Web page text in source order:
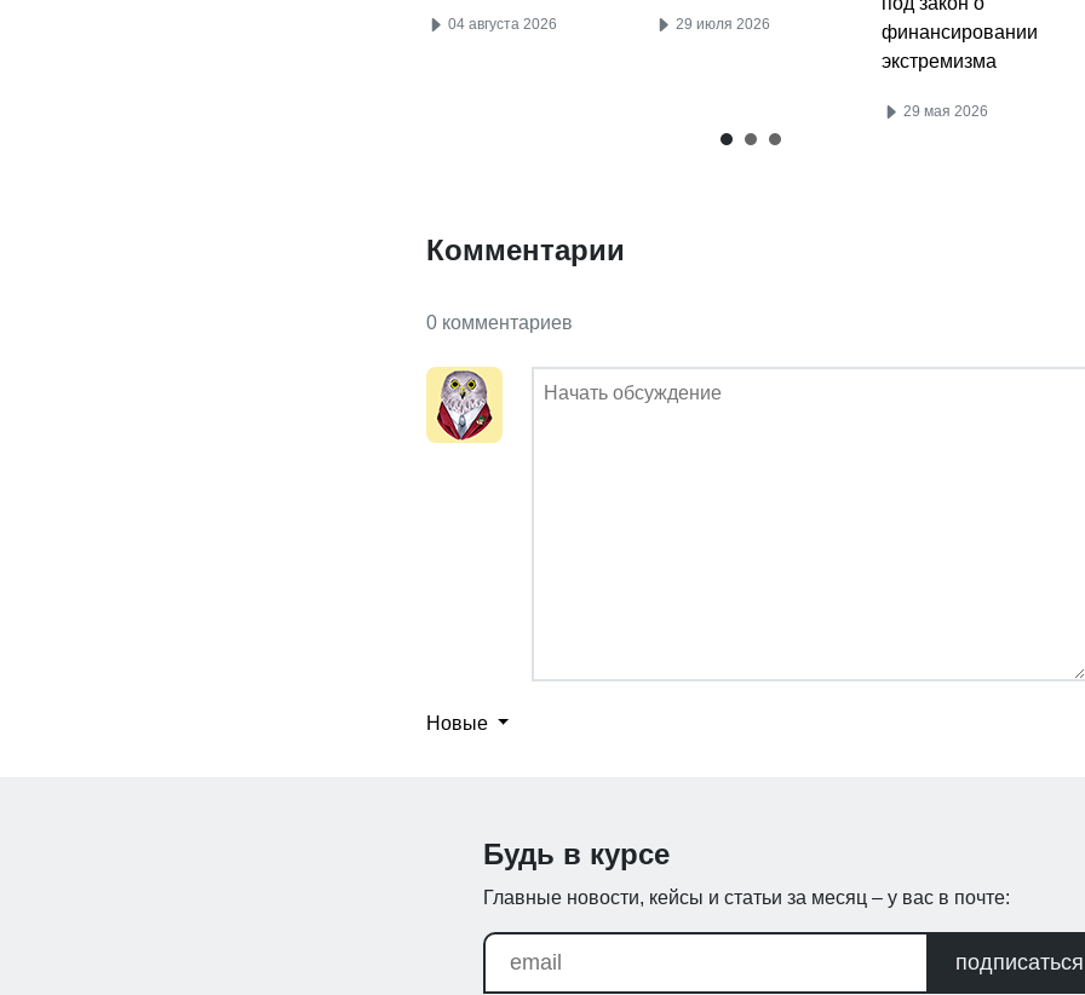
04 августа 2026 29 июля 2026
финансировании
экстремизма
29 мая 2026
Комментарии
0 комментариев
Новые
Будь в курсе
Главные новости, кейсы и статьи за месяц – у вас в почте:
подписаться